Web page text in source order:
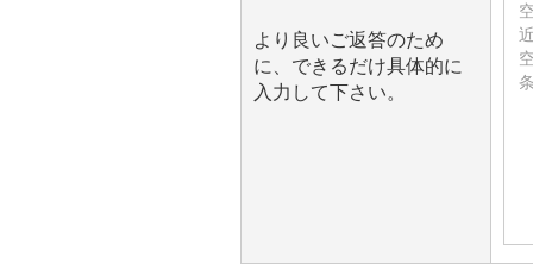
より良いご返答のため
に、できるだけ具体的に
入力して下さい。